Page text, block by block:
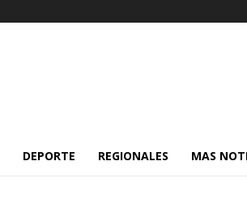
DEPORTE REGIONALES MAS